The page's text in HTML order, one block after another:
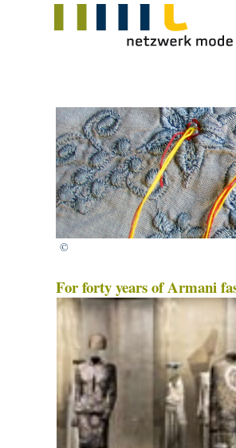
©
For forty years of Armani